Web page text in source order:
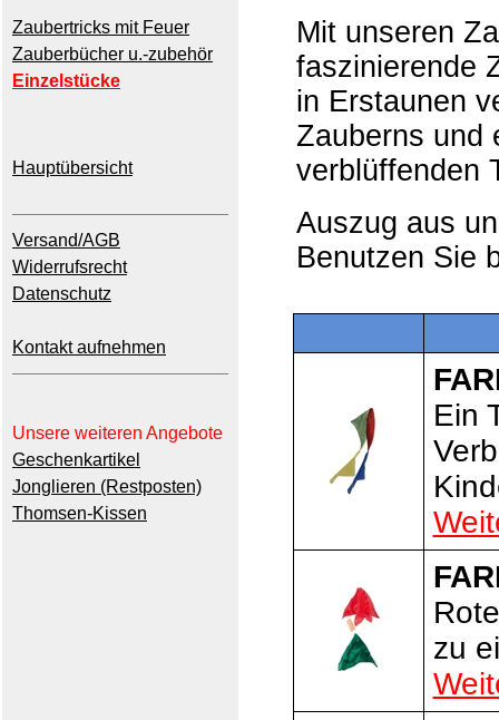
Zaubertricks mit Feuer
Zauberbücher u.-zubehör
Einzelstücke
Hauptübersicht
Versand/AGB
Widerrufsrecht
Datenschutz
Kontakt aufnehmen
Unsere weiteren Angebote
Geschenkartikel
Jonglieren (Restposten)
Thomsen-Kissen
Mit unseren
faszinierende
in Erstaunen
Zauberns und
verblüffenden
Auszug aus
Benutzen Sie
Ein
zu